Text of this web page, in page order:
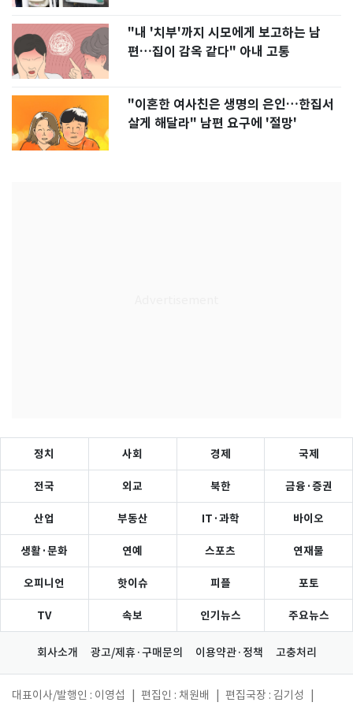
"내 '치부'까지 시모에게 보고하는 남
편…집이 감옥 같다" 아내 고통
"이혼한 여사친은 생명의 은인…한집서
살게 해달라" 남편 요구에 '절망'
정치 사회 경제 국제
전국 외교 북한 금융·증권
산업 부동산 IT·과학 바이오
생활·문화 연예 스포츠 연재물
오피니언 핫이슈 피플 포토
TV 속보 인기뉴스 주요뉴스
회사소개 광고/제휴·구매문의 이용약관·정책 고충처리
대표이사/발행인 : 이영섭 편집인 : 채원배 편집국장 : 김기성